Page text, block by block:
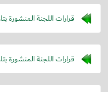
قرارات اللجنة المنشورة
قرارات اللجنة المنشورة